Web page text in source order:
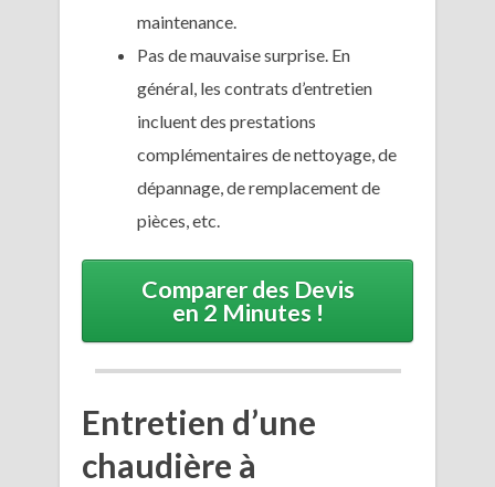
maintenance.
Pas de mauvaise surprise. En
général, les contrats d’entretien
incluent des prestations
complémentaires de nettoyage, de
dépannage, de remplacement de
pièces, etc.
Comparer des Devis
en 2 Minutes !
Entretien d’une
chaudière à